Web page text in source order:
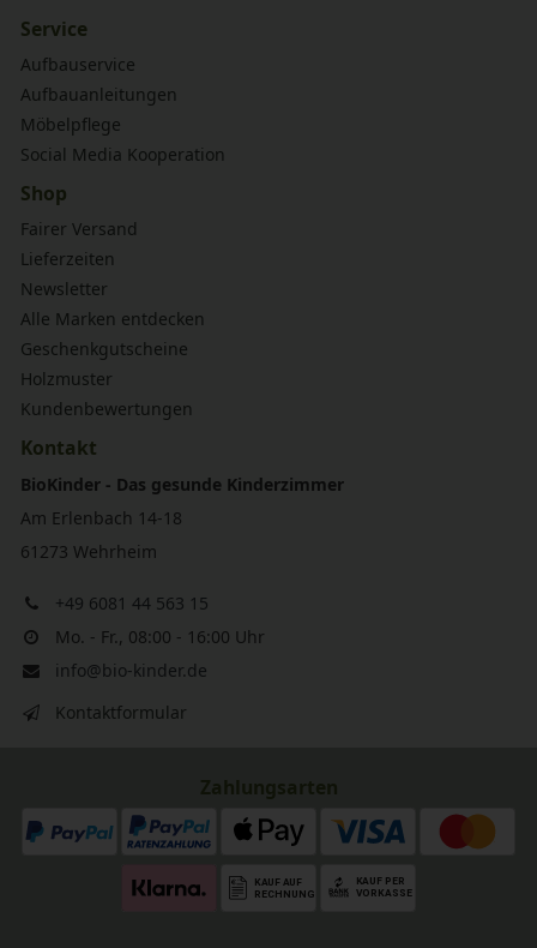
Service
Aufbauservice
Aufbauanleitungen
Möbelpflege
Social Media Kooperation
Shop
Fairer Versand
Lieferzeiten
Newsletter
Alle Marken entdecken
Geschenkgutscheine
Holzmuster
Kundenbewertungen
Kontakt
BioKinder - Das gesunde Kinderzimmer
Am Erlenbach 14-18
61273 Wehrheim
+49 6081 44 563 15
Mo. - Fr., 08:00 - 16:00 Uhr
info@bio-kinder.de
Kontaktformular
Zahlungsarten